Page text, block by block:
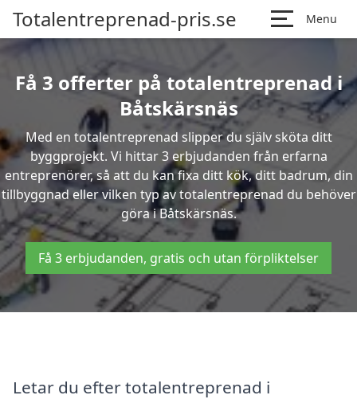
Totalentreprenad-pris.se Menu
Få 3 offerter på totalentreprenad i
Båtskärsnäs
Med en totalentreprenad slipper du själv sköta ditt
byggprojekt. Vi hittar 3 erbjudanden från erfarna
entreprenörer, så att du kan fixa ditt kök, ditt badrum, din
tillbyggnad eller vilken typ av totalentreprenad du behöver
göra i Båtskärsnäs.
Få 3 erbjudanden, gratis och utan förpliktelser
Letar du efter totalentreprenad i